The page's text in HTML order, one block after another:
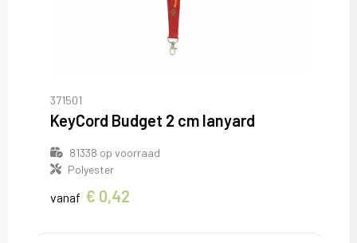
371501
KeyCord Budget 2 cm lanyard
81338 op voorraad
Polyester
vanaf € 0,42